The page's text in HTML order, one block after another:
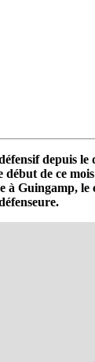
depuis le
début de ce
à Guingamp, le